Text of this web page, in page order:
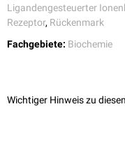
Ligandengesteuerter
Rezeptor, Rückenmark
Fachgebiete: Biochemie
Wichtiger Hinweis zu